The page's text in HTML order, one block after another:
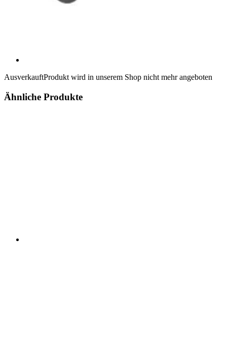
AusverkauftProdukt wird in unserem Shop nicht mehr angeboten
Ähnliche Produkte